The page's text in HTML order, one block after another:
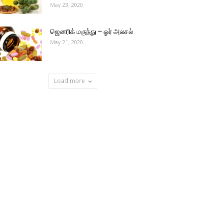
May 23, 2020
ஜெனரிக் மருந்து – ஓர் அலசல்
May 21, 2020
Load more